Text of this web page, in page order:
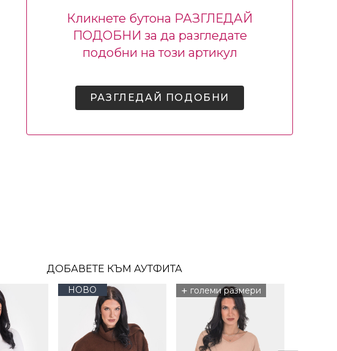
Кликнете бутона РАЗГЛЕДАЙ
ПОДОБНИ за да разгледате
подобни на този артикул
РАЗГЛЕДАЙ ПОДОБНИ
ДОБАВЕТЕ КЪМ АУТФИТА
НОВО + големи размери